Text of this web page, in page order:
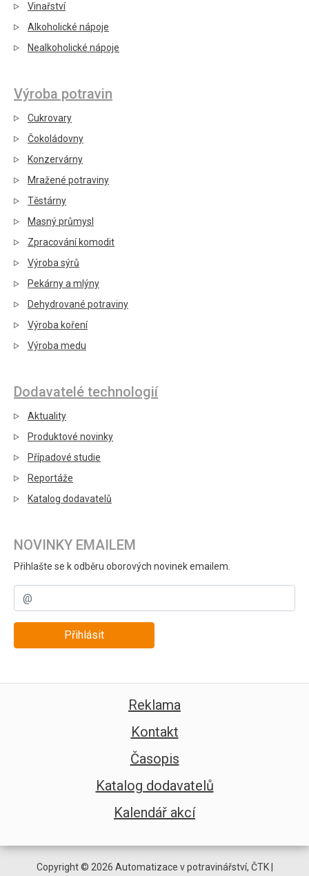
Vinařství
Alkoholické nápoje
Nealkoholické nápoje
Výroba potravin
Cukrovary
Čokoládovny
Konzervárny
Mražené potraviny
Těstárny
Masný průmysl
Zpracování komodit
Výroba sýrů
Pekárny a mlýny
Dehydrované potraviny
Výroba koření
Výroba medu
Dodavatelé technologií
Aktuality
Produktové novinky
Případové studie
Reportáže
Katalog dodavatelů
NOVINKY EMAILEM
Přihlašte se k odběru oborových novinek emailem.
Přihlásit
Reklama
Kontakt
Časopis
Katalog dodavatelů
Kalendář akcí
Copyright © 2026 Automatizace v potravinářství, ČTK |